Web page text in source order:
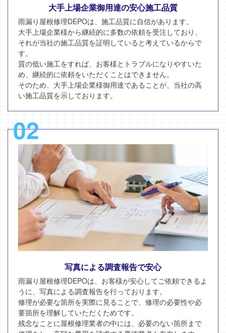
大手上場企業御用達の安心施工品質
雨漏り屋根修理DEPOは、施工品質に自信があります。
大手上場企業様から継続的に多数の依頼を受注しており、
それが当社の施工品質を証明していると考えているからで
す。
質の低い施工をすれば、お客様とトラブルになりやすいた
め、継続的に依頼をいただくことはできません。
そのため、大手上場企業様御用達であることが、当社の高
い施工品質を示しております。
02
写真による調査報告で安心
雨漏り屋根修理DEPOは、お客様が安心してご依頼できるよ
うに、写真による調査報告を行っております。
修理が必要な箇所を実際に見ることで、修理の必要性や必
要箇所を理解していただくためです。
残念なことに屋根修理業者の中には、必要のない箇所まで